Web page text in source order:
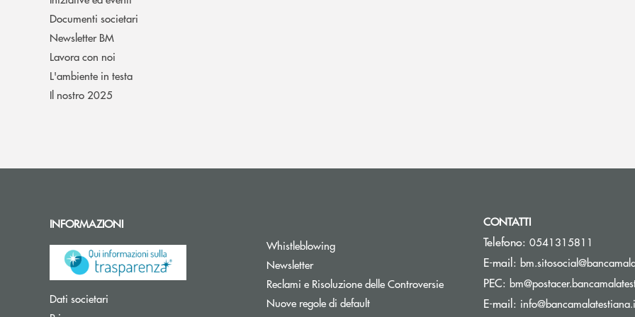
Documenti societari
Newsletter BM
Lavora con noi
L'ambiente in testa
Il nostro 2025
INFORMAZIONI
Dati societari
WhistleblowingApre una nuova finestra
NewsletterApre una nuova finestra
Reclami e Risoluzione delle ControversieApre una nuova finestra
Nuove regole di defaultApre una nuova finestra
CONTATTI
Telefono: 0541315811
E-mail:
PEC:
E-mail: